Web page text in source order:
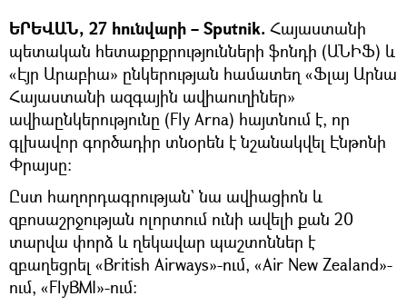
ԵՐԵՎԱՆ, 27 հունվարի – Sputnik. Հայաստանի
պետական հետաքրքրությունների ֆոնդի (ԱՆԻՖ) և
«Էյր Արաբիա» ընկերության համատեղ «Ֆլայ Արնա
Հայաստանի ազգային ավիաուղիներ»
ավիաընկերությունը (Fly Arna) հայտնում է, որ
գլխավոր գործադիր տնօրեն է նշանակվել Էնթոնի
Փրայսը։
Ըստ հաղորդագրության` նա ավիացիոն և
զբոսաշրջության ոլորտում ունի ավելի քան 20
տարվա փորձ և ղեկավար պաշտոններ է
զբաղեցրել «British Airways»-ում, «Air New Zealand»-
ում, «FlyBMI»-ում։